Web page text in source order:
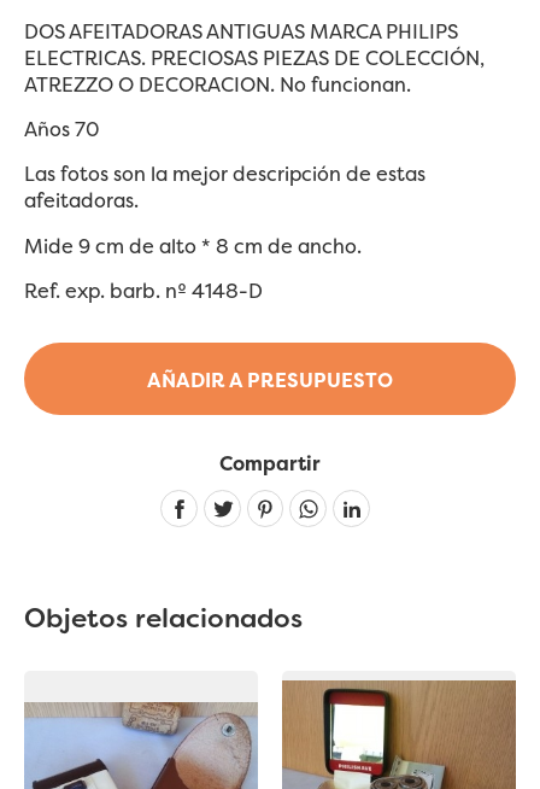
AÑADIR A PRESUPUESTO
DOS AFEITADORAS ANTIGUAS MARCA PHILIPS
ELECTRICAS. PRECIOSAS PIEZAS DE COLECCIÓN,
ATREZZO O DECORACION. No funcionan.
Años 70
Las fotos son la mejor descripción de estas
afeitadoras.
Mide 9 cm de alto * 8 cm de ancho.
Ref. exp. barb. nº 4148-D
Compartir
Linkedin
Objetos relacionados